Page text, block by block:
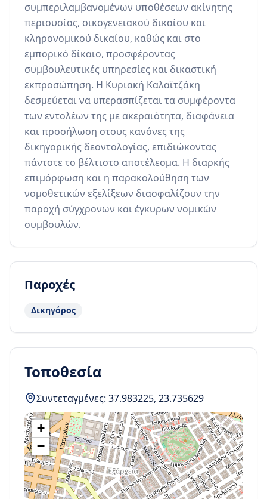
συμπεριλαμβανομένων υποθέσεων ακίνητης
περιουσίας, οικογενειακού δικαίου και
κληρονομικού δικαίου, καθώς και στο
εμπορικό δίκαιο, προσφέροντας
συμβουλευτικές υπηρεσίες και δικαστική
εκπροσώπηση. Η Κυριακή Καλαϊτζάκη
δεσμεύεται να υπερασπίζεται τα συμφέροντα
των εντολέων της με ακεραιότητα, διαφάνεια
και προσήλωση στους κανόνες της
δικηγορικής δεοντολογίας, επιδιώκοντας
πάντοτε το βέλτιστο αποτέλεσμα. Η διαρκής
επιμόρφωση και η παρακολούθηση των
νομοθετικών εξελίξεων διασφαλίζουν την
παροχή σύγχρονων και έγκυρων νομικών
συμβουλών.
Παροχές
Δικηγόρος
Τοποθεσία
Συντεταγμένες: 37.983225, 23.735629
+
−